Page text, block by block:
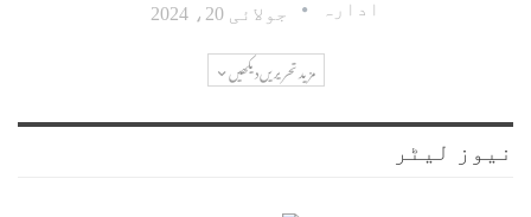
ادارہ جولائی 20، 2024
مزید تحریریں دیکھیں
نیوز لیٹر